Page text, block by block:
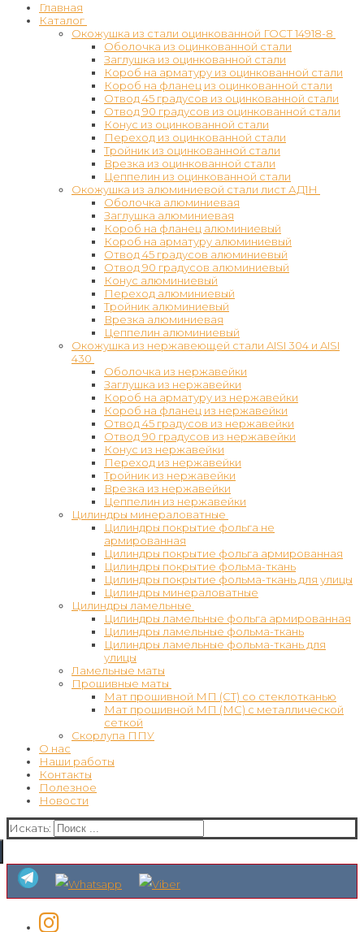
Главная
Каталог
Окожушка из стали оцинкованной ГОСТ 14918-8
Оболочка из оцинкованной стали
Заглушка из оцинкованной стали
Короб на арматуру из оцинкованной стали
Короб на фланец из оцинкованной стали
Отвод 45 градусов из оцинкованной стали
Отвод 90 градусов из оцинкованной стали
Конус из оцинкованной стали
Переход из оцинкованной стали
Тройник из оцинкованной стали
Врезка из оцинкованной стали
Цеппелин из оцинкованной стали
Окожушка из алюминиевой стали лист АД1Н
Оболочка алюминиевая
Заглушка алюминиевая
Короб на фланец алюминиевый
Короб на арматуру алюминиевый
Отвод 45 градусов алюминиевый
Отвод 90 градусов алюминиевый
Конус алюминиевый
Переход алюминиевый
Тройник алюминиевый
Врезка алюминиевая
Цеппелин алюминиевый
Окожушка из нержавеющей стали AISI 304 и AISI
430
Оболочка из нержавейки
Заглушка из нержавейки
Короб на арматуру из нержавейки
Короб на фланец из нержавейки
Отвод 45 градусов из нержавейки
Отвод 90 градусов из нержавейки
Конус из нержавейки
Переход из нержавейки
Тройник из нержавейки
Врезка из нержавейки
Цеппелин из нержавейки
Цилиндры минераловатные
Цилиндры покрытие фольга не
армированная
Цилиндры покрытие фольга армированная
Цилиндры покрытие фольма-ткань
Цилиндры покрытие фольма-ткань для улицы
Цилиндры минераловатные
Цилиндры ламельные
Цилиндры ламельные фольга армированная
Цилиндры ламельные фольма-ткань
Цилиндры ламельные фольма-ткань для
улицы
Ламельные маты
Прошивные маты
Мат прошивной МП (СТ) со стеклотканью
Мат прошивной МП (МС) с металлической
сеткой
Скорлупа ППУ
О нас
Наши работы
Контакты
Полезное
Новости
Искать: